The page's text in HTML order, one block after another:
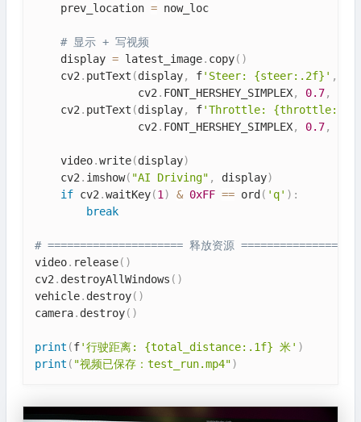
    prev_location
= now_loc
# 显示 + 写视频
    display
= latest_image. copy( )
    cv2
. putText (display, f'Steer: {steer:.2f}' ,
                cv2
. FONT_HERSHEY_SIMPLEX, 0.7,
    cv2
. putText (display, f'Throttle:
                cv2
. FONT_HERSHEY_SIMPLEX, 0.7,
    video
.write(display)
    cv2
. imshow( "AI Driving" , display)
if cv2 .waitKey(1 ) & 0xFF == ord( 'q' ) :
break
# ===================== 释放资源
video. release( )
cv2 . destroyAllWindows ( )
vehicle. destroy( )
camera. destroy( )
print (f'行驶距离: {total_distance:.1f} 米' )
print ( "视频已保存：test_run.mp4")